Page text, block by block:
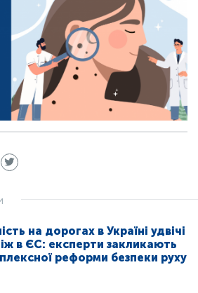
на дорогах в Україні удвічі
в ЄС: експерти закликають
реформи безпеки руху